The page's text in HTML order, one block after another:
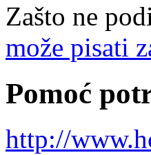
Zašto ne
može pisati
Pomoć
http://